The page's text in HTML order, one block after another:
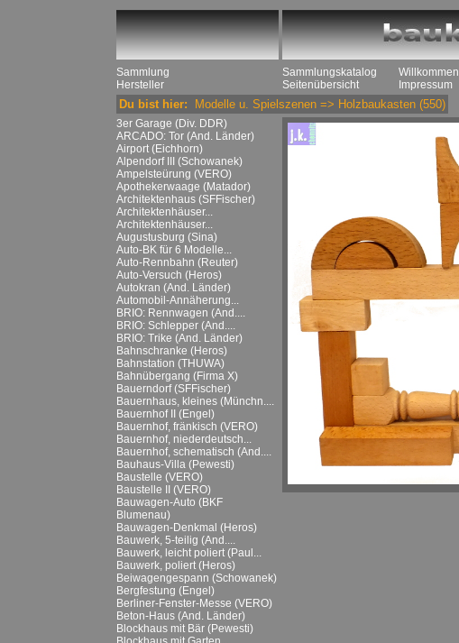
Sammlung
Hersteller
Sammlungskatalog
Seitenübersicht
Willkommen
Impressum
Du bist hier: Modelle u. Spielszenen => Holzbaukasten (550)
3er Garage (Div. DDR)
ARCADO: Tor (And. Länder)
Airport (Eichhorn)
Alpendorf III (Schowanek)
Ampelsteürung (VERO)
Apothekerwaage (Matador)
Architektenhaus (SFFischer)
Architektenhäuser...
Architektenhäuser...
Augustusburg (Sina)
Auto-BK für 6 Modelle...
Auto-Rennbahn (Reuter)
Auto-Versuch (Heros)
Autokran (And. Länder)
Automobil-Annäherung...
BRIO: Rennwagen (And....
BRIO: Schlepper (And....
BRIO: Trike (And. Länder)
Bahnschranke (Heros)
Bahnstation (THUWA)
Bahnübergang (Firma X)
Bauerndorf (SFFischer)
Bauernhaus, kleines (Münchn....
Bauernhof II (Engel)
Bauernhof, fränkisch (VERO)
Bauernhof, niederdeutsch...
Bauernhof, schematisch (And....
Bauhaus-Villa (Pewesti)
Baustelle (VERO)
Baustelle II (VERO)
Bauwagen-Auto (BKF
Blumenau)
Bauwagen-Denkmal (Heros)
Bauwerk, 5-teilig (And....
Bauwerk, leicht poliert (Paul...
Bauwerk, poliert (Heros)
Beiwagengespann (Schowanek)
Bergfestung (Engel)
Berliner-Fenster-Messe (VERO)
Beton-Haus (And. Länder)
Blockhaus mit Bär (Pewesti)